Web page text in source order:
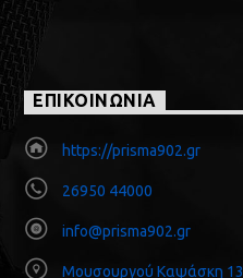
ΕΠΙΚΟΙΝΩΝΙΑ
https://prisma902.gr
26950 44000
info@prisma902.gr
Μουσουργού Καψάσκη 13